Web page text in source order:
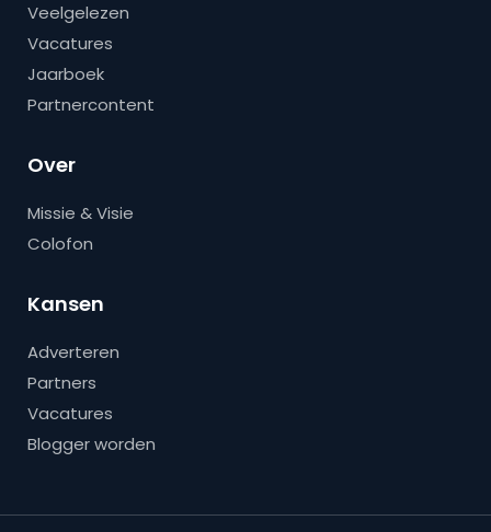
Veelgelezen
Vacatures
Jaarboek
Partnercontent
Over
Missie & Visie
Colofon
Kansen
Adverteren
Partners
Vacatures
Blogger worden